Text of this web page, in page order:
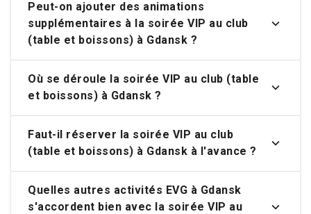
Peut-on ajouter des animations
supplémentaires à la soirée VIP au club
(table et boissons) à Gdansk ?
Où se déroule la soirée VIP au club (table
et boissons) à Gdansk ?
Faut-il réserver la soirée VIP au club
(table et boissons) à Gdansk à l'avance ?
Quelles autres activités EVG à Gdansk
s'accordent bien avec la soirée VIP au